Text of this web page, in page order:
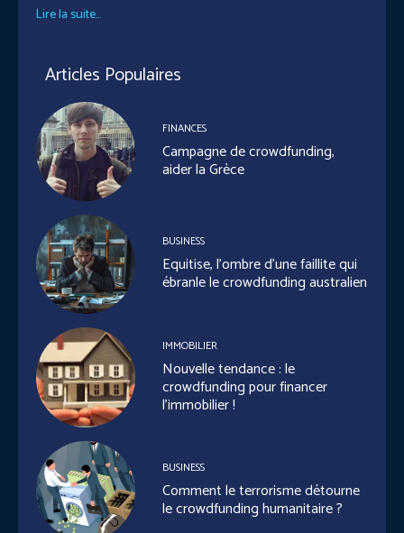
Lire la suite...
Articles Populaires
FINANCES
Campagne de crowdfunding,
aider la Grèce
BUSINESS
Equitise, l’ombre d’une faillite qui
ébranle le crowdfunding australien
IMMOBILIER
Nouvelle tendance : le
crowdfunding pour financer
l’immobilier !
BUSINESS
Comment le terrorisme détourne
le crowdfunding humanitaire ?